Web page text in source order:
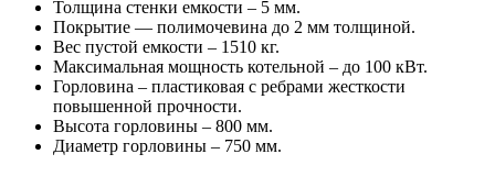
Толщина стенки емкости – 5 мм.
Покрытие — полимочевина до 2 мм толщиной.
Вес пустой емкости – 1510 кг.
Максимальная мощность котельной – до 100 кВт.
Горловина – пластиковая с ребрами жесткости
повышенной прочности.
Высота горловины – 800 мм.
Диаметр горловины – 750 мм.